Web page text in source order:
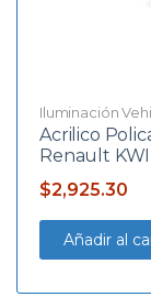
Iluminación
Acrilico
Renault
$2,925.30
Añadir al